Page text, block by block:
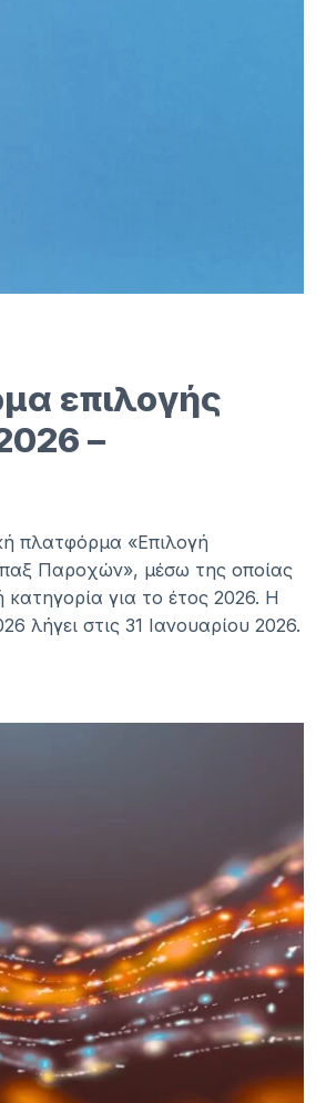
επιλογής
–
πλατφόρμα «Επιλογή
Παροχών», μέσω της οποίας
για το έτος 2026. Η
λήγει στις 31 Ιανουαρίου 2026.